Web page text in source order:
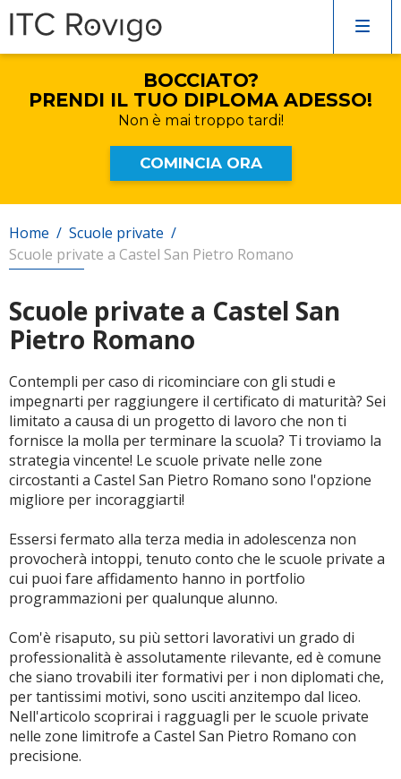
Corsi di inglese
Recupero anni scolastici
Scuole private
Scuole serali
BOCCIATO?
PRENDI IL TUO DIPLOMA ADESSO!
Non è mai troppo tardi!
COMINCIA ORA
Home / Scuole private /
Scuole private a Castel San Pietro Romano
Scuole private a Castel San
Pietro Romano
Contempli per caso di ricominciare con gli studi e
impegnarti per raggiungere il certificato di maturità? Sei
limitato a causa di un progetto di lavoro che non ti
fornisce la molla per terminare la scuola? Ti troviamo la
strategia vincente! Le scuole private nelle zone
circostanti a Castel San Pietro Romano sono l'opzione
migliore per incoraggiarti!
Essersi fermato alla terza media in adolescenza non
provocherà intoppi, tenuto conto che le scuole private a
cui puoi fare affidamento hanno in portfolio
programmazioni per qualunque alunno.
Com'è risaputo, su più settori lavorativi un grado di
professionalità è assolutamente rilevante, ed è comune
che siano trovabili iter formativi per i non diplomati che,
per tantissimi motivi, sono usciti anzitempo dal liceo.
Nell'articolo scoprirai i ragguagli per le scuole private
nelle zone limitrofe a Castel San Pietro Romano con
precisione.
COMPILA IL FORM SENZA IMPEGNO!
Verrai rincontattato al più presto